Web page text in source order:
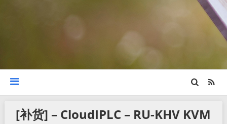
[补货] – CloudIPLC – RU-KHV KVM